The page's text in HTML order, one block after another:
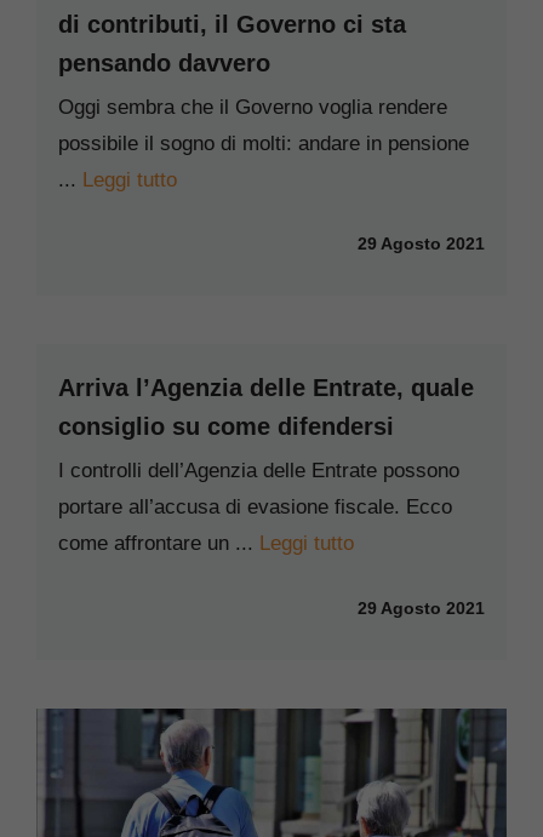
di contributi, il Governo ci sta
pensando davvero
Oggi sembra che il Governo voglia rendere
possibile il sogno di molti: andare in pensione
... Leggi tutto
29 Agosto 2021
Arriva l’Agenzia delle Entrate, quale
consiglio su come difendersi
I controlli dell’Agenzia delle Entrate possono
portare all’accusa di evasione fiscale. Ecco
come affrontare un ... Leggi tutto
29 Agosto 2021